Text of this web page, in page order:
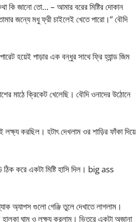
জানো তো… – আমার বরের মিষ্টির দোকান
জন্যে মধু ফ্রী চাইলেই খেতে পারো।” বৌদি
হয়েই পাড়ার এক বন্ধুর সাথে ফ্রি হ্যান্ড জিম
মাঠে ক্রিকেট খেলেছি। বৌদি ওনাদের উঠোনে
করছিল। হটাৎ দেখলাম ওর শাড়ির ফাঁকা দিয়ে
করে একটা মিষ্টি হাসি দিল। big ass
অ্যাপস গুলো গেঞ্জি তুলে দেখাতে লাগলাম।
ঘাম ও লক্ষ্য করলাম। ভিতরে একটা অজানা